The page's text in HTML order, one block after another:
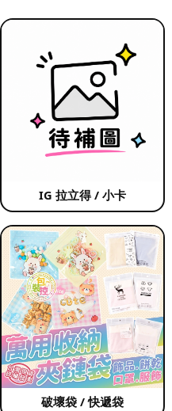
IG 拉立得 / 小卡
破壞袋 / 快遞袋